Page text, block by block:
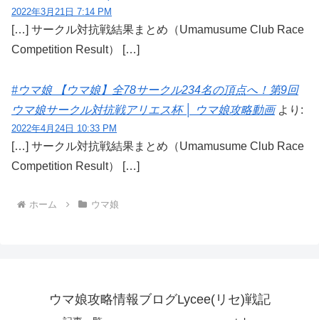
2022年3月21日 7:14 PM
[…] サークル対抗戦結果まとめ（Umamusume Club Race
Competition Result） […]
#ウマ娘 【ウマ娘】全78サークル234名の頂点へ！第9回
ウマ娘サークル対抗戦アリエス杯 │ ウマ娘攻略動画 より:
2022年4月24日 10:33 PM
[…] サークル対抗戦結果まとめ（Umamusume Club Race
Competition Result） […]
ホーム ウマ娘
ウマ娘攻略情報ブログLycee(リセ)戦記